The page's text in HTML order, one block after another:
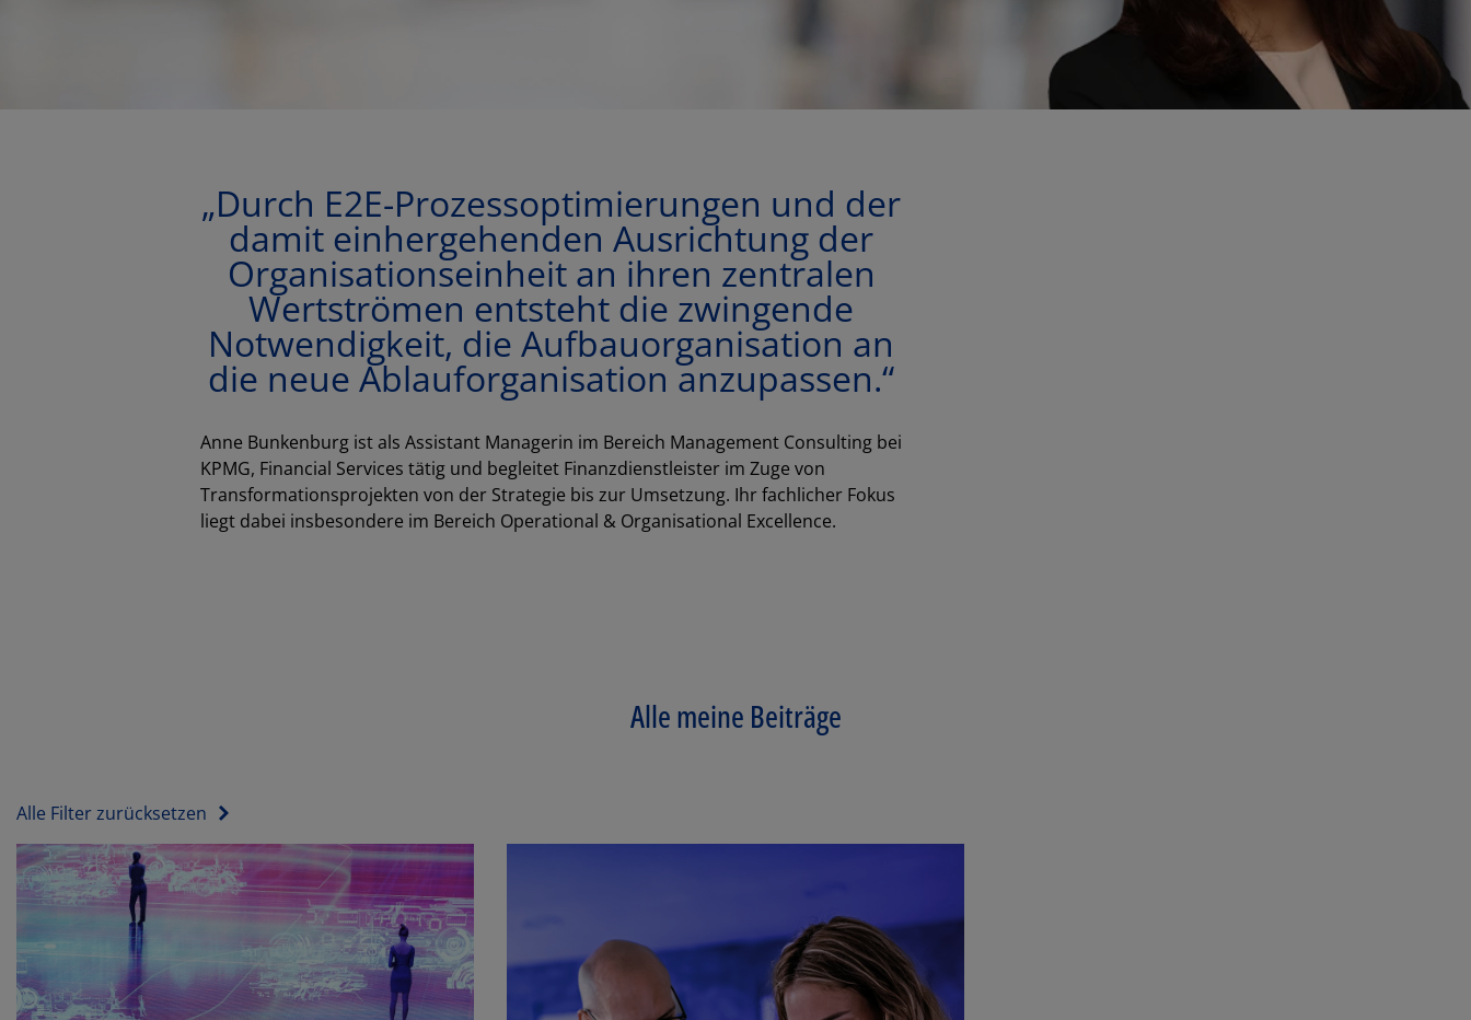
„Durch E2E-Prozessoptimierungen und der
damit einhergehenden Ausrichtung der
Organisationseinheit an ihren zentralen
Wertströmen entsteht die zwingende
Notwendigkeit, die Aufbauorganisation an
die neue Ablauforganisation anzupassen.“
Anne Bunkenburg ist als Assistant Managerin im Bereich Management Consulting bei
KPMG, Financial Services tätig und begleitet Finanzdienstleister im Zuge von
Transformationsprojekten von der Strategie bis zur Umsetzung. Ihr fachlicher Fokus
liegt dabei insbesondere im Bereich Operational & Organisational Excellence.
Alle meine Beiträge
Alle Filter zurücksetzen